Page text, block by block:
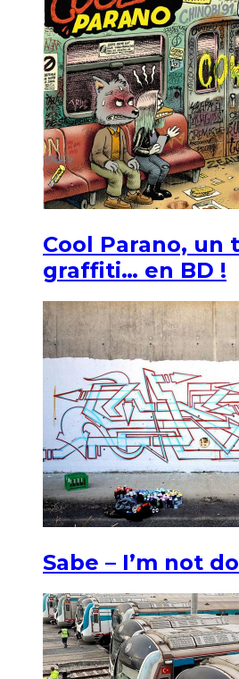
Cool Parano, un
graffiti… en BD !
Sabe – I’m not